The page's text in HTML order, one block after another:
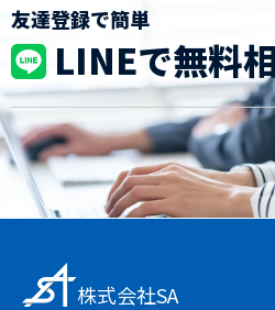
友達登録で簡単
LINEで無料
株式会社SA